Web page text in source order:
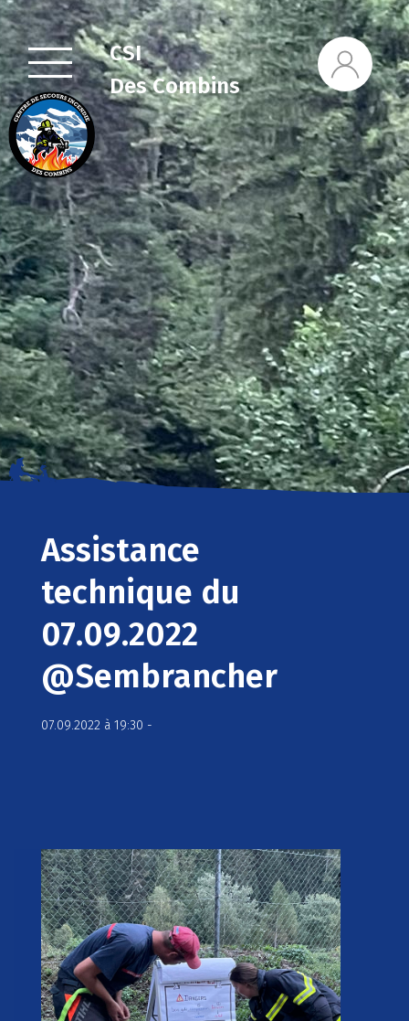
CSI
Des Combins
Assistance
technique du
07.09.2022
@Sembrancher
07.09.2022 à 19:30 -